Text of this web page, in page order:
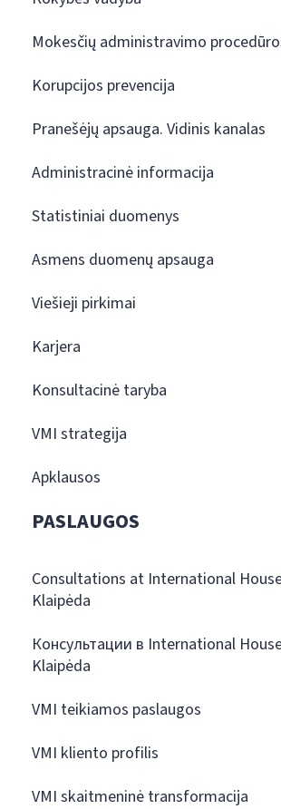
Mokesčių administravimo
Korupcijos prevencija
Pranešėjų apsauga. Vidinis kanalas
Administracinė informacija
Statistiniai duomenys
Asmens duomenų apsauga
Viešieji pirkimai
Karjera
Konsultacinė taryba
VMI strategija
Apklausos
PASLAUGOS
Consultations at International
Klaipėda
Консультации в International
Klaipėda
VMI teikiamos paslaugos
VMI kliento profilis
VMI skaitmeninė transformacija